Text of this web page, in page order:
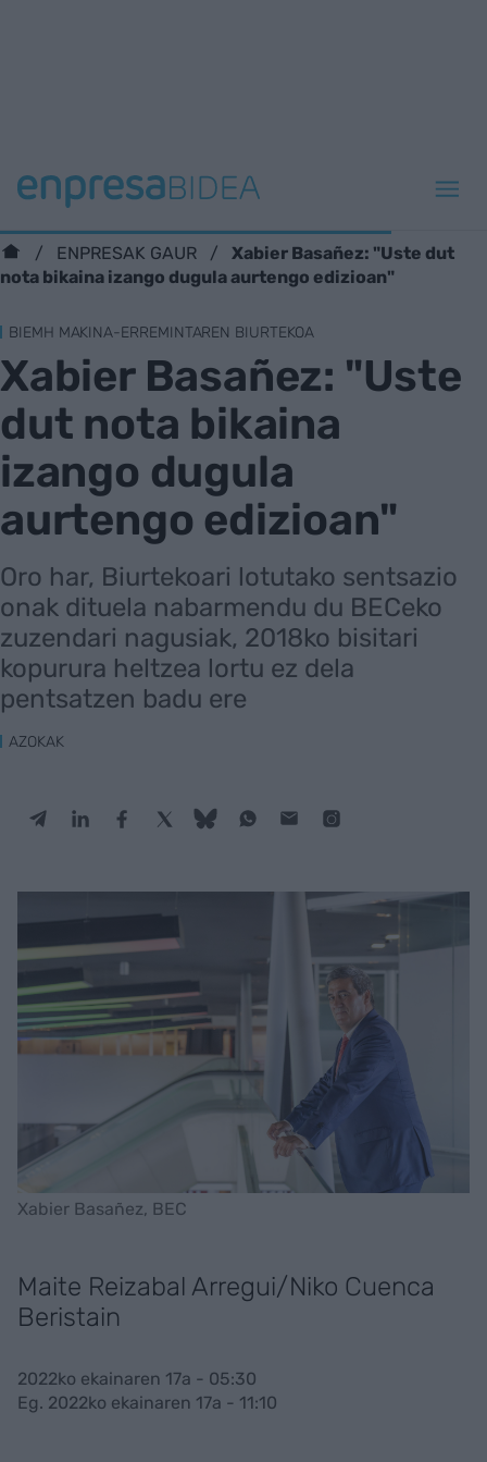
ENPRESAK GAUR
Xabier Basañez: "Uste dut
nota bikaina izango dugula aurtengo edizioan"
BIEMH MAKINA-ERREMINTAREN BIURTEKOA
Xabier Basañez: "Uste
dut nota bikaina
izango dugula
aurtengo edizioan"
Oro har, Biurtekoari lotutako sentsazio
onak dituela nabarmendu du BECeko
zuzendari nagusiak, 2018ko bisitari
kopurura heltzea lortu ez dela
pentsatzen badu ere
AZOKAK
Xabier Basañez, BEC
Maite Reizabal Arregui/Niko Cuenca
Beristain
2022ko ekainaren 17a - 05:30
Eg. 2022ko ekainaren 17a - 11:10